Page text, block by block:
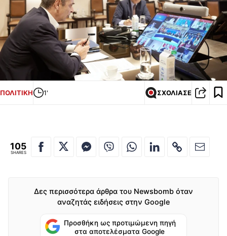
ΠΟΛΙΤΙΚΗ 1' ΣΧΟΛΙΑΣΕ
105
SHARES
Δες περισσότερα άρθρα του Newsbomb όταν
αναζητάς ειδήσεις στην Google
Προσθήκη ως προτιμώμενη πηγή
στα αποτελέσματα Google